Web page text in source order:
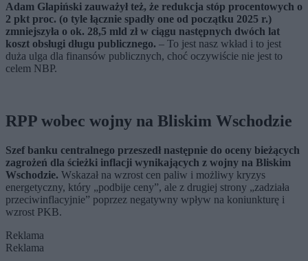
Adam Glapiński zauważył też, że redukcja stóp procentowych o
2 pkt proc. (o tyle łącznie spadły one od początku 2025 r.)
zmniejszyła o ok. 28,5 mld zł w ciągu następnych dwóch lat
koszt obsługi długu publicznego. – To jest nasz wkład i to jest
duża ulga dla finansów publicznych, choć oczywiście nie jest to
celem NBP.
RPP wobec wojny na Bliskim Wschodzie
Szef banku centralnego przeszedł następnie do oceny bieżących
zagrożeń dla ścieżki inflacji wynikających z wojny na Bliskim
Wschodzie. Wskazał na wzrost cen paliw i możliwy kryzys
energetyczny, który „podbije ceny”, ale z drugiej strony „zadziała
przeciwinflacyjnie” poprzez negatywny wpływ na koniunkturę i
wzrost PKB.
Reklama
Reklama